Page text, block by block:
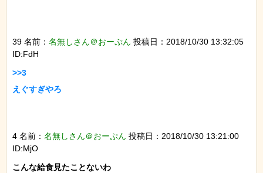
39 名前： 名無しさん＠おーぷん 投稿日：2018/10/30 13:32:05
ID:FdH
>>3
えぐすぎやろ
4 名前： 名無しさん＠おーぷん 投稿日：2018/10/30 13:21:00
ID:MjO
こんな給食見たことないわ